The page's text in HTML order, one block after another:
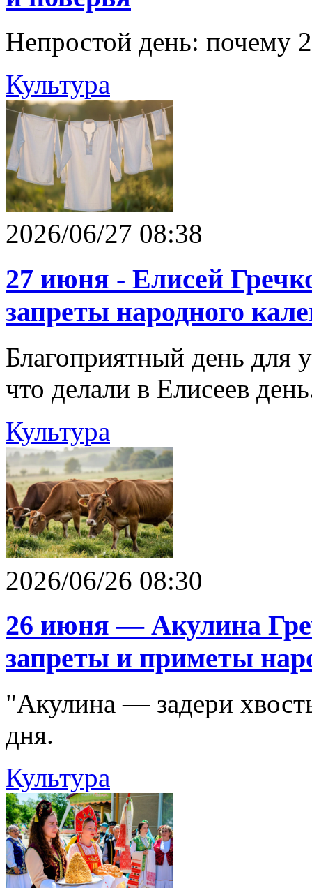
Непростой день: почему
Культура
2026/06/27 08:38
27 июня - Елисей
запреты народного
Благоприятный день для
что делали в Елисеев
Культура
2026/06/26 08:30
26 июня — Акулина
запреты и приметы
"Акулина — задери
дня.
Культура